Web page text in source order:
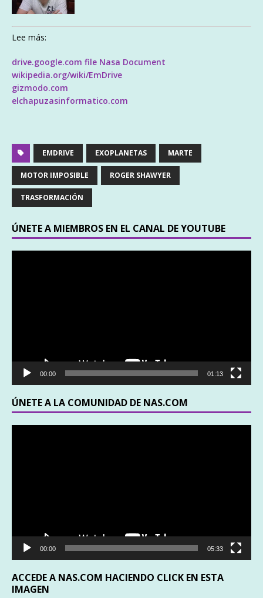
Lee más:
drive.google.com file Nasa Document
wikipedia.org/wiki/EmDrive
gizmodo.com
elchapuzasinformatico.com
EMDRIVE EXOPLANETAS MARTE
MOTOR IMPOSIBLE ROGER SHAWYER
TRASFORMACIÓN
ÚNETE A MIEMBROS EN EL CANAL DE YOUTUBE
00:00 01:13
ÚNETE A LA COMUNIDAD DE NAS.COM
00:00 05:33
ACCEDE A NAS.COM HACIENDO CLICK EN ESTA
IMAGEN